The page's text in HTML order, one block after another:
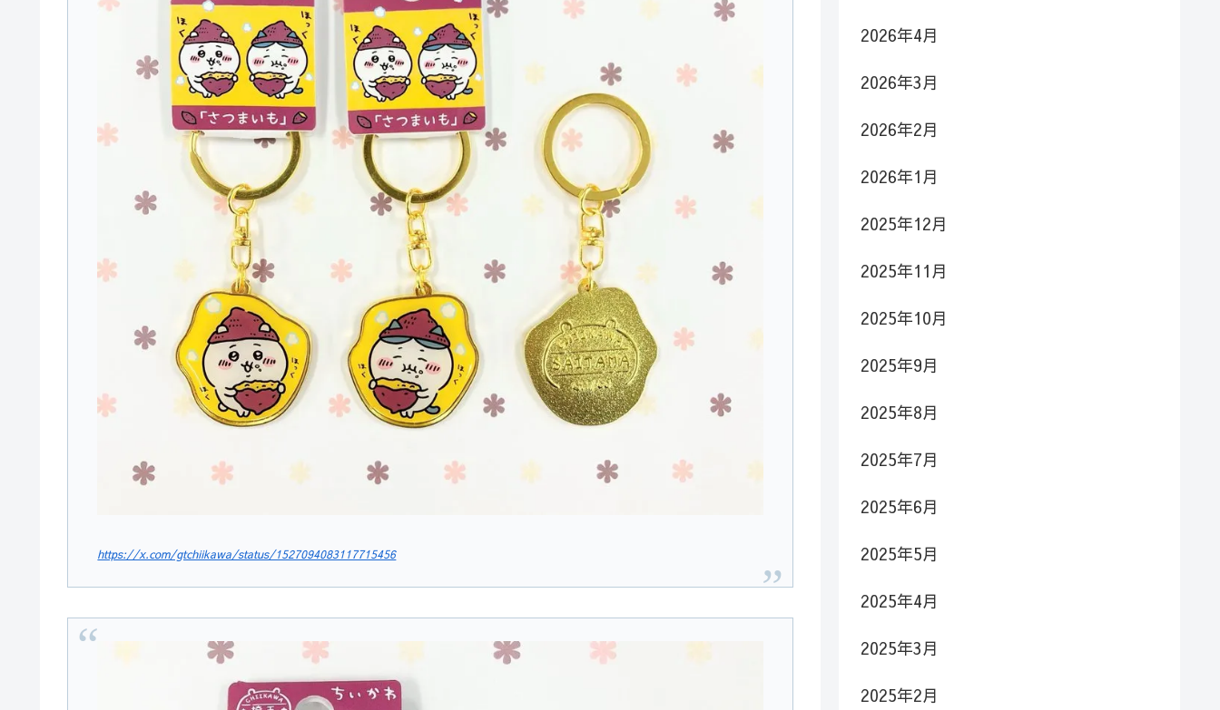
https://x.com/gtchiikawa/status/1527094083117715456
2026年4月
2026年3月
2026年2月
2026年1月
2025年12月
2025年11月
2025年10月
2025年9月
2025年8月
2025年7月
2025年6月
2025年5月
2025年4月
2025年3月
2025年2月